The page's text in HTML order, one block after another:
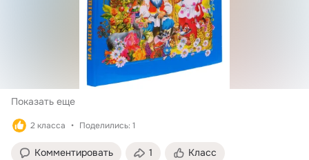
Показать еще
2 класса Поделились: 1
Комментировать 1 Класс